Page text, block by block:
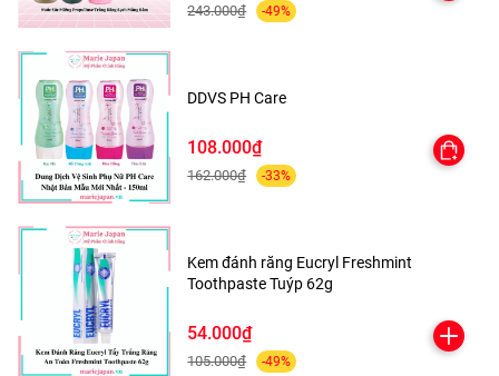
243.000₫ -49%
DDVS PH Care
108.000₫
162.000₫ -33%
Kem đánh răng Eucryl Freshmint
Toothpaste Tuýp 62g
54.000₫
105.000₫ -49%